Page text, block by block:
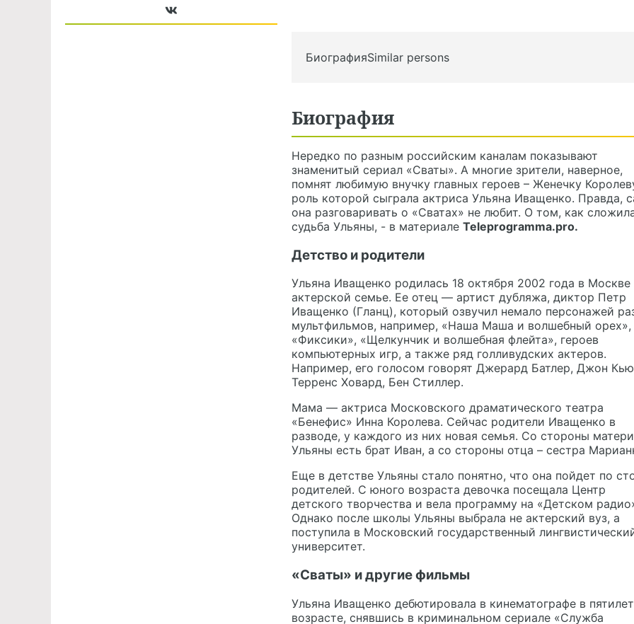
БиографияSimilar persons
Биография
Нередко по разным российским каналам показывают
знаменитый сериал «Сваты». А многие зрители, наверное,
помнят любимую внучку главных героев – Женечку
роль которой сыграла актриса Ульяна Иващенко. Правда,
она разговаривать о «Сватах» не любит. О том, как
судьба Ульяны, - в материале Teleprogramma.pro.
Детство и родители
Ульяна Иващенко родилась 18 октября 2002 года в Москве
актерской семье. Ее отец — артист дубляжа, диктор Петр
Иващенко (Гланц), который озвучил немало персонажей
мультфильмов, например, «Наша Маша и волшебный орех»,
«Фиксики», «Щелкунчик и волшебная флейта», героев
компьютерных игр, а также ряд голливудских актеров.
Например, его голосом говорят Джерард Батлер, Джон
Терренс Ховард, Бен Стиллер.
Мама — актриса Московского драматического театра
«Бенефис» Инна Королева. Сейчас родители Иващенко в
разводе, у каждого из них новая семья. Со стороны
Ульяны есть брат Иван, а со стороны отца – сестра
Еще в детстве Ульяны стало понятно, что она пойдет по
родителей. С юного возраста девочка посещала Центр
детского творчества и вела программу на «Детском
Однако после школы Ульяны выбрала не актерский вуз, а
поступила в Московский государственный
университет.
«Сваты» и другие фильмы
Ульяна Иващенко дебютировала в кинематографе в
возрасте, снявшись в криминальном сериале «Служба